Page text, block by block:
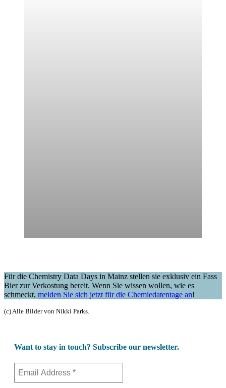
Für die Chemistry Data Days in Mainz stellen sie exklusiv ein Fass
Bier zur Verkostung bereit. Wenn Sie wissen wollen, wie es
schmeckt, melden Sie sich jetzt für die Chemiedatentage an!
(c) Alle Bilder von Nikki Parks.
Want to stay in touch? Subscribe our newsletter.